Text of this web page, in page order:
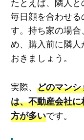
毎日顔を合わせ
す。持ち家の場
め、購入前に隣
おきましょう。
実際、 どのマン
は、不動産会社
方が多いです。